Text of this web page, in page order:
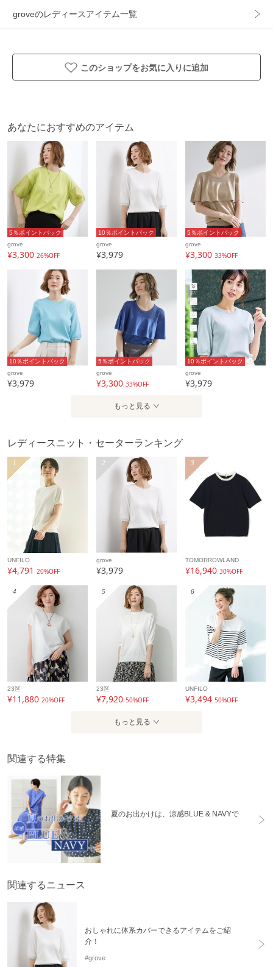
お洗濯可能。
す。
夏に嬉しい
◆接触冷感
◆ＵＶカット
◆太陽光の熱を遮る遮熱性
５つの機能がついています。
※ご購入時期により、製品に付属する下げ札の表記が上記内
容と異なる場合がございますが、製品の機能に違いはござい
【スタイリング】
パンツからスカートまで、どんなボトムとも好相性のニッ
ト。
合わせるシューズや小物次第で、カジュアルにもきれいめに
も幅広く着こなせます。
す。この効果は永久的ではありません。
ゴールド（005カラー）、シルバー（006カラー）、ボーダー
本商品は、ご注文確定後に取り寄せにてお客様への出荷手配
をさせていただきますので、お届けまでに7～10日前後かかる
場合がございます。
また、商品は他社サイトと在庫を共有しているため、ご注文
いただいた商品が欠品となり、キャンセルとなる場合がござ
います。
アイテム情報
配送料
全国一律715円（税込）
（税込5,000円以上ご購入で送料無料）
商品コード 99990976811013
性別タイプ レディース
カテゴリ トップス ニット・セーター
オフホワイト（003） ブラック（019） グリーン
ピンクゴールド（005） シルバー（006） ゴール
ド（007） レーヨン50％ ナイロン30％ ポリエス
テル20％
オフホワイト（303） レーヨン61％ ナイロン
36％ ポリエステル3％
製造国 詳細は下記よりお問い合わせください
不可
groveのレディースアイテム一覧
このショップをお気に入りに追加
あなたにおすすめのアイテム
5％ポイントバック
grove
¥3,300 26%OFF
10％ポイントバック
grove
¥3,979
5％ポイントバック
grove
¥3,300 33%OFF
10％ポイントバック
grove
¥3,979
5％ポイントバック
grove
¥3,300 33%OFF
10％ポイントバック
grove
¥3,979
もっと見る
レディースニット・セーターランキング
1
UNFILO
¥4,791 20%OFF
2
grove
¥3,979
3
TOMORROWLAND
¥16,94030%OFF
4
23区
¥11,880 20%OFF
5
23区
¥7,92050%OFF
6
UNFILO
¥3,49450%OFF
もっと見る
関連する特集
夏のお出かけは、涼感BLUE & NAVYで
関連するニュース
おしゃれに体系カバーできるアイテムをご紹
介！
#grove